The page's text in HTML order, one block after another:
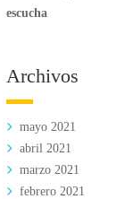
escucha
Archivos
mayo 2021
abril 2021
marzo 2021
febrero 2021